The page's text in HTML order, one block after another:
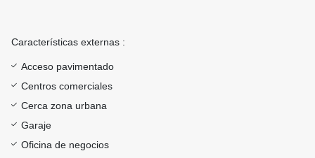
Características externas :
Acceso pavimentado
Centros comerciales
Cerca zona urbana
Garaje
Oficina de negocios